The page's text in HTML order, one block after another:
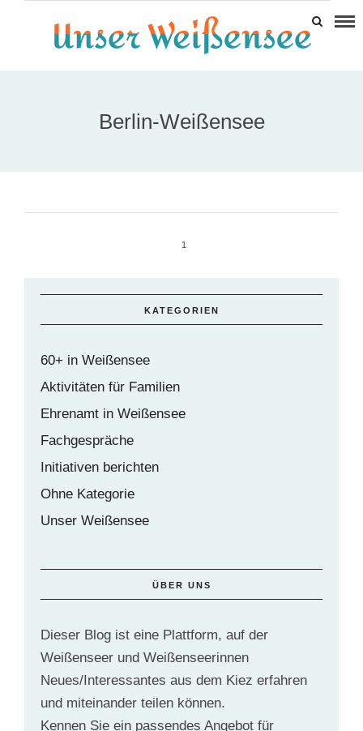
Berlin-Weißensee
1
KATEGORIEN
60+ in Weißensee
Aktivitäten für Familien
Ehrenamt in Weißensee
Fachgespräche
Initiativen berichten
Ohne Kategorie
Unser Weißensee
ÜBER UNS
Dieser Blog ist eine Plattform, auf der
Weißenseer und Weißenseerinnen
Neues/Interessantes aus dem Kiez erfahren
und miteinander teilen können.
Kennen Sie ein passendes Angebot für